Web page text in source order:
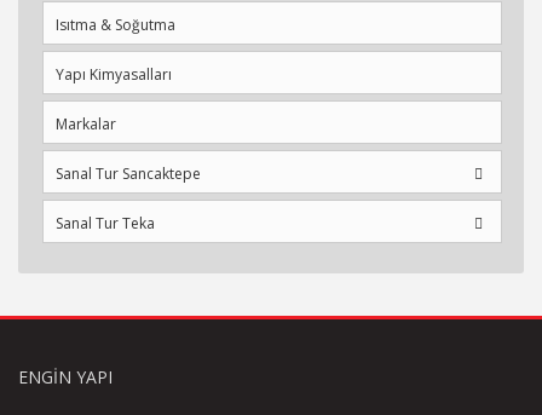
2 fonksiyon
bağlantı türü: temel set
akış hızı üst çıkış: 21 l/dak
akış hızı alt çıkış: 29 l/dak
seramik kartuş
sıcaklık sınırlaması ayarlanabilir
otomatik sıfırlamalı yönlendirici
susturucu ile
maksimum akış miktarı (3 bar basınçta): 14,4 l/dk
Isıtma & Soğutma
Yapı Kimyasalları
Markalar
Sanal Tur Sancaktepe
Sanal Tur Teka
ENGIN YAPI